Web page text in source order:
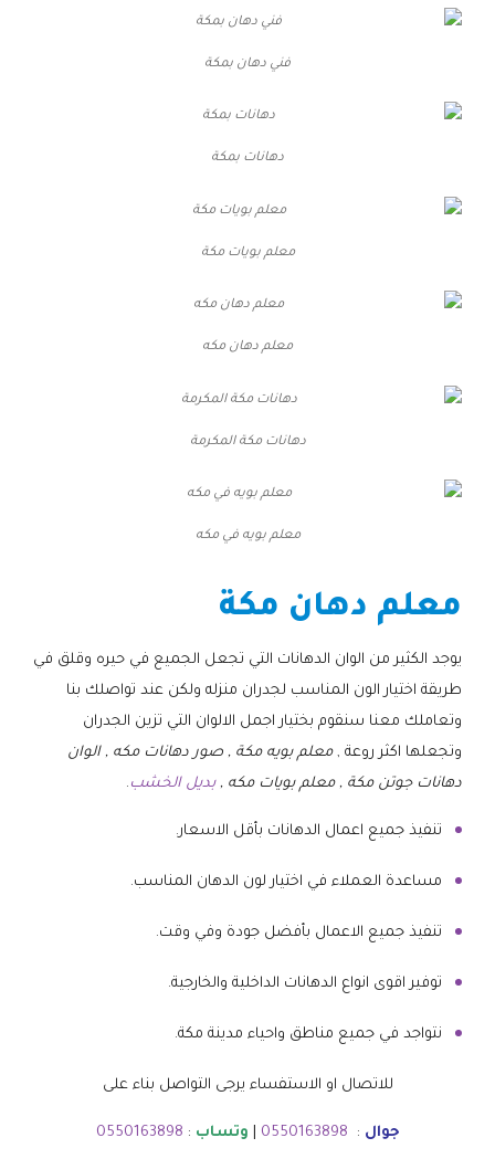
فني دهان بمكة
دهانات بمكة
معلم بويات مكة
معلم دهان مكه
دهانات مكة المكرمة
معلم بويه في مكه
معلم دهان مكة
يوجد الكثير من الوان الدهانات التي تجعل الجميع في حيره وقلق في
طريقة اختيار الون المناسب لجدران منزله ولكن عند تواصلك بنا
وتعاملك معنا سنقوم بختيار اجمل الالوان التي تزين الجدران
وتجعلها اكثر روعة ,معلم بويه مكة , صور دهانات مكه , الوان
دهانات جوتن مكة , معلم بويات مكه ,بديل الخشب .
تنفيذ جميع اعمال الدهانات بأقل الاسعار.
مساعدة العملاء في اختيار لون الدهان المناسب.
تنفيذ جميع الاعمال بأفضل جودة وفي وقت.
توفير اقوى انواع الدهانات الداخلية والخارجية.
نتواجد في جميع مناطق واحياء مدينة مكة.
للاتصال او الاستفساء يرجى التواصل بناء على
جوال :
0550163898 وتساب :
0550163898